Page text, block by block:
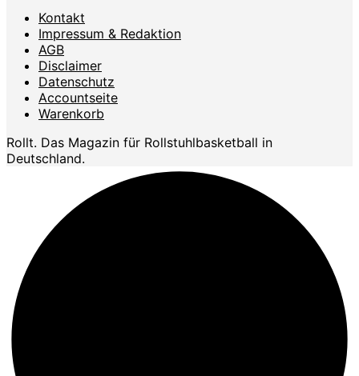
Kontakt
Impressum & Redaktion
AGB
Disclaimer
Datenschutz
Accountseite
Warenkorb
Rollt. Das Magazin für Rollstuhlbasketball in
Deutschland.